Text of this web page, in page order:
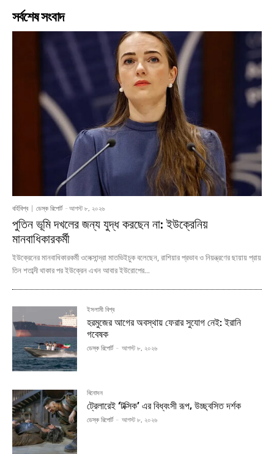
সর্বশেষ সংবাদ
বর্হিবিশ্ব ডেস্ক রিপোর্ট - আগস্ট ৮, ২০২৬
পুতিন ভূমি দখলের জন্য যুদ্ধ করছেন না: ইউক্রেনিয়
মানবাধিকারকর্মী
ইউক্রেনের মানবাধিকারকর্মী ওলেক্সান্দ্রা মাতভিইচুক বলেছেন, রাশিয়ার প্রভাব ও নিয়ন্ত্রণের ছায়ায় প্রায়
তিন শতাব্দী থাকার পর ইউক্রেন এখন আবার ইউরোপের...
ইসলামী বিশ্ব
হরমুজের আগের অবস্থায় ফেরার সুযোগ নেই: ইরানি
গবেষক
ডেস্ক রিপোর্ট - আগস্ট ৮, ২০২৬
বিনোদন
ট্রেলারেই ‘টক্সিক’ এর বিধ্বংসী রূপ, উচ্ছ্বসিত দর্শক
ডেস্ক রিপোর্ট - আগস্ট ৮, ২০২৬